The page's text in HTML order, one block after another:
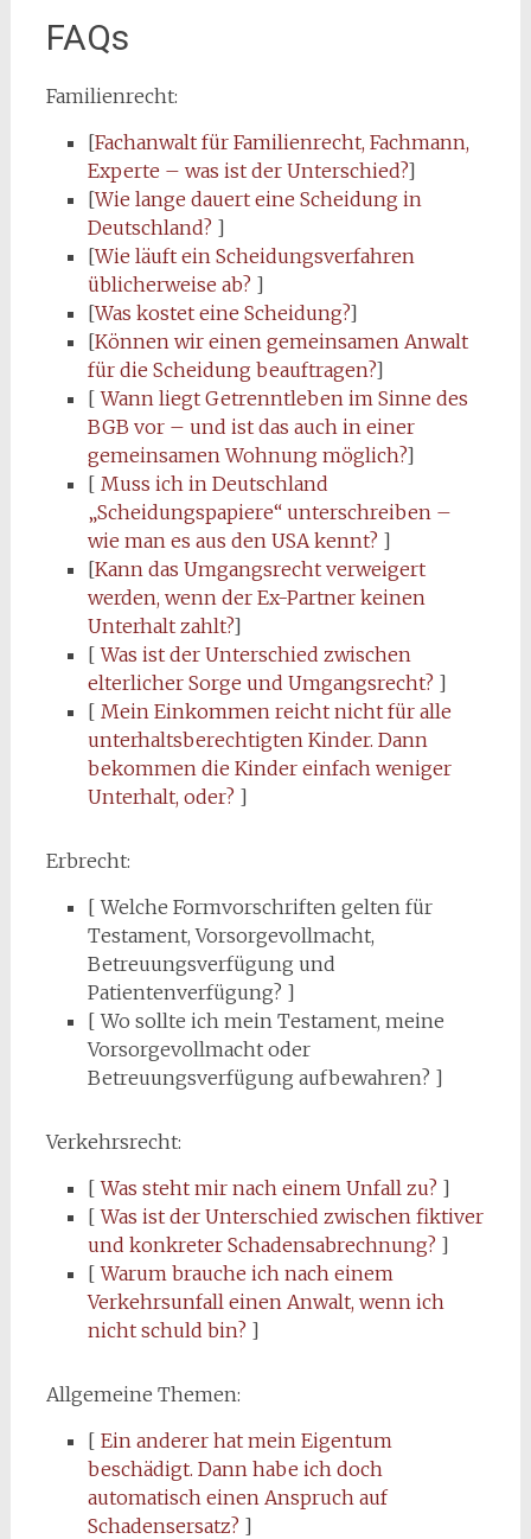
FAQs
Familienrecht:
[Fachanwalt für Familienrecht, Fachmann,
Experte – was ist der Unterschied?]
[Wie lange dauert eine Scheidung in
Deutschland? ]
[Wie läuft ein Scheidungsverfahren
üblicherweise ab? ]
[Was kostet eine Scheidung?]
[Können wir einen gemeinsamen Anwalt
für die Scheidung beauftragen?]
[ Wann liegt Getrenntleben im Sinne des
BGB vor – und ist das auch in einer
gemeinsamen Wohnung möglich?]
[ Muss ich in Deutschland
„Scheidungspapiere“ unterschreiben –
wie man es aus den USA kennt? ]
[Kann das Umgangsrecht verweigert
werden, wenn der Ex-Partner keinen
Unterhalt zahlt?]
[Was ist der Unterschied zwischen
elterlicher Sorge und Umgangsrecht? ]
[ Mein Einkommen reicht nicht für alle
unterhaltsberechtigten Kinder. Dann
bekommen die Kinder einfach weniger
Unterhalt, oder? ]
Erbrecht:
[ Welche Formvorschriften gelten für
Testament, Vorsorgevollmacht,
Betreuungsverfügung und
Patientenverfügung? ]
[ Wo sollte ich mein Testament, meine
Vorsorgevollmacht oder
Betreuungsverfügung aufbewahren? ]
Verkehrsrecht:
[Was steht mir nach einem Unfall zu? ]
[Was ist der Unterschied zwischen fiktiver
und konkreter Schadensabrechnung? ]
[Warum brauche ich nach einem
Verkehrsunfall einen Anwalt, wenn ich
nicht schuld bin? ]
Allgemeine Themen:
[ Ein anderer hat mein Eigentum
beschädigt. Dann habe ich doch
automatisch einen Anspruch auf
Schadensersatz? ]